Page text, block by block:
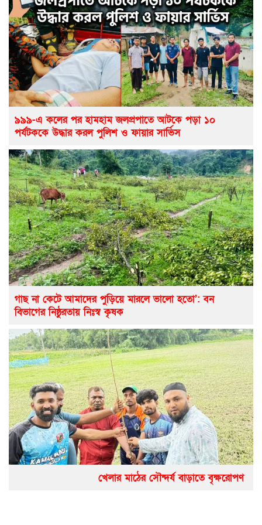
৯৯৯-এ কলের পর হামহাম জলপ্রপাতে আটকে পড়া ১০
পর্যটককে উদ্ধার করল পুলিশ ও ফায়ার সার্ভিস
গাছ না কেটে আমাদের পুড়িয়ে মারলে ভালো হতো’: বন
বিভাগের নিষ্ঠুরতায় নিঃস্ব কৃষক
খেলার মাঠের সৌন্দর্য বাড়াতে বৃক্ষরোপণ